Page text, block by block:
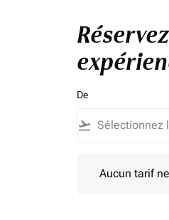
De
flight_takeoff
Aucun tarif